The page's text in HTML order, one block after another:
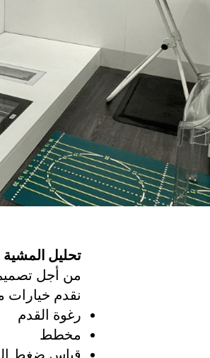
تحليل المشية
من أجل
نقدم خيارات
رغوة القدم
مخطط
قياس ضغط